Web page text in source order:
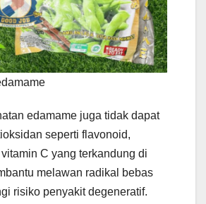
edamame juga tidak dapat
seperti flavonoid,
C yang terkandung di
melawan radikal bebas
risiko penyakit degeneratif.